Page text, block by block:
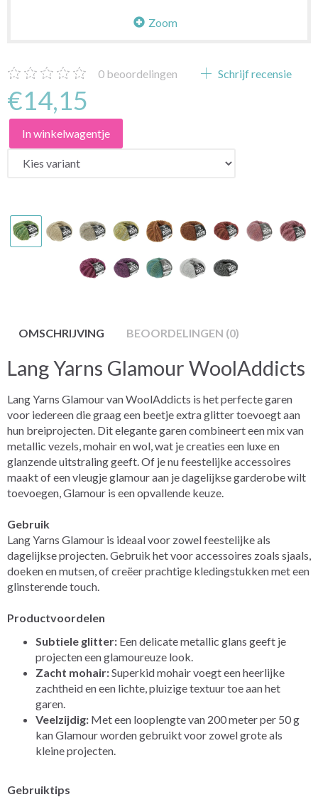
Zoom
0 beoordelingen Schrijf recensie
€14,15
In winkelwagentje
OMSCHRIJVING BEOORDELINGEN (0)
Lang Yarns Glamour WoolAddicts
Lang Yarns Glamour van WoolAddicts is het perfecte garen
voor iedereen die graag een beetje extra glitter toevoegt aan
hun breiprojecten. Dit elegante garen combineert een mix van
metallic vezels, mohair en wol, wat je creaties een luxe en
glanzende uitstraling geeft. Of je nu feestelijke accessoires
maakt of een vleugje glamour aan je dagelijkse garderobe wilt
toevoegen, Glamour is een opvallende keuze.
Gebruik
Lang Yarns Glamour is ideaal voor zowel feestelijke als
dagelijkse projecten. Gebruik het voor accessoires zoals sjaals,
doeken en mutsen, of creëer prachtige kledingstukken met een
glinsterende touch.
Productvoordelen
Subtiele glitter: Een delicate metallic glans geeft je
projecten een glamoureuze look.
Zacht mohair:Superkid mohair voegt een heerlijke
zachtheid en een lichte, pluizige textuur toe aan het
garen.
Veelzijdig: Met een looplengte van 200 meter per 50 g
kan Glamour worden gebruikt voor zowel grote als
kleine projecten.
Gebruiktips